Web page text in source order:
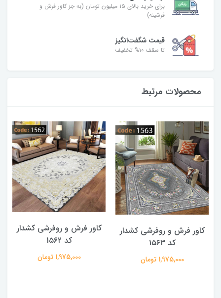
برای خرید بالای ۱۵ میلیون تومان (به جز کاور فرش و
فرشینه)
قیمت شگفت‌انگیز
تا سقف ۱۰% تخفیف
محصولات مرتبط
کاور فرش و روفرشی کشدار
کد 1۵۶۳
1,975,000 تومان
کاور فرش و روفرشی کشدار
کد 1۵۶۲
1,975,000 تومان